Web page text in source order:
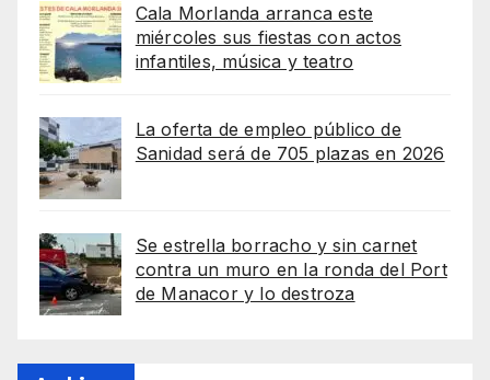
Cala Morlanda arranca este
miércoles sus fiestas con actos
infantiles, música y teatro
La oferta de empleo público de
Sanidad será de 705 plazas en 2026
Se estrella borracho y sin carnet
contra un muro en la ronda del Port
de Manacor y lo destroza